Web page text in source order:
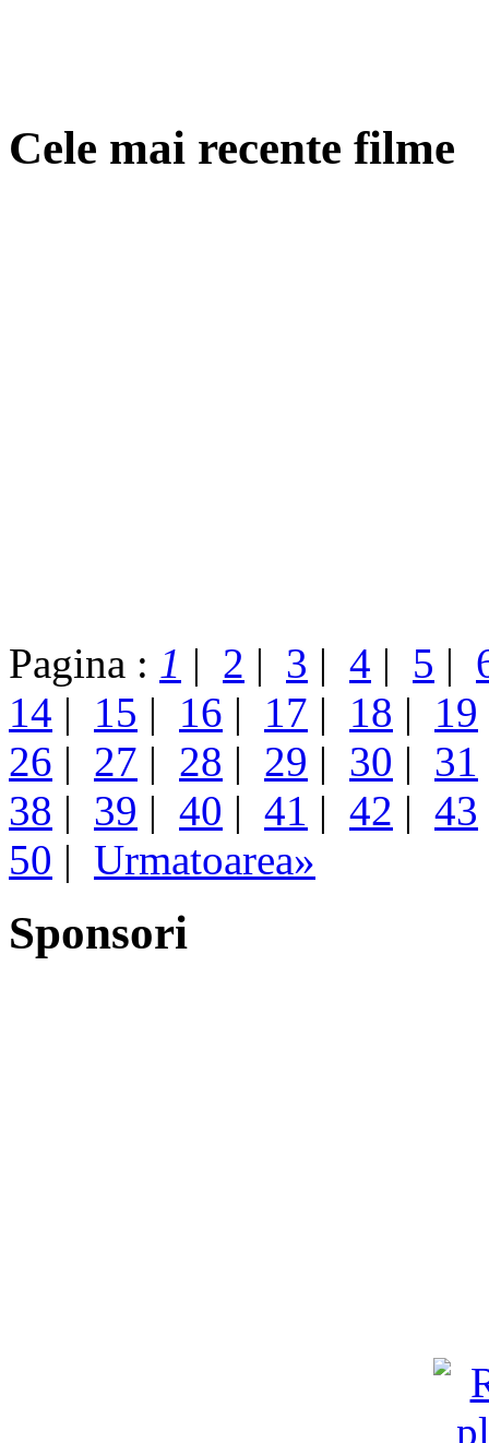
Cele mai recente filme
Pagina : 1 | 2 | 3 | 4 | 5 |
14 | 15 | 16 | 17 | 18 | 19
26 | 27 | 28 | 29 | 30 | 31
38 | 39 | 40 | 41 | 42 | 43
50 | Urmatoarea»
Sponsori